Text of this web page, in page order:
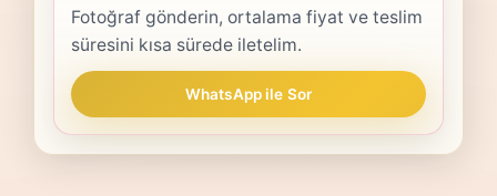
Fotoğraf gönderin, ortalama fiyat ve teslim
süresini kısa sürede iletelim.
WhatsApp ile Sor